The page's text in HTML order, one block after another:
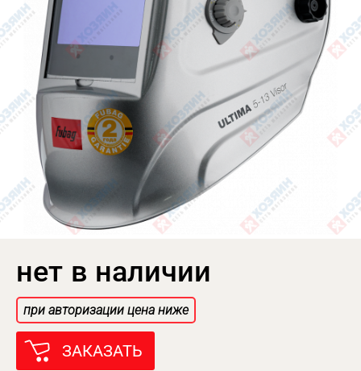
нет в наличии
при авторизации цена ниже
ЗАКАЗАТЬ